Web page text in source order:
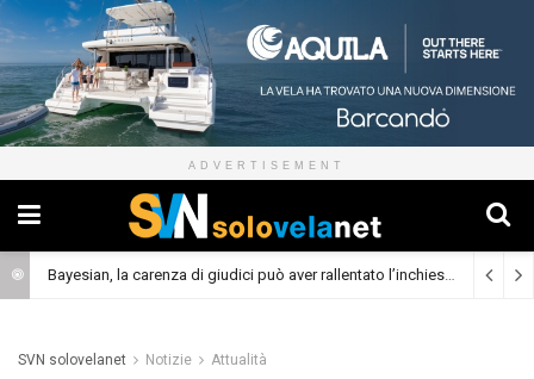
ADVERTISEMENT
Bayesian, la carenza di giudici può aver rallentato l’inchiesta (Cronaca)
SVN solovelanet Notizie Attualità